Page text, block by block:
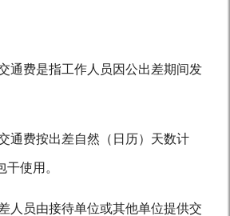
通费是指工作人员因公出差期间发
通费按出差自然（日历）天数计
使用。
人员由接待单位或其他单位提供交